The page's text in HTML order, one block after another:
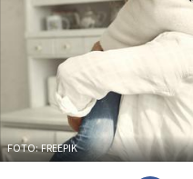
FOTO: FREEPIK